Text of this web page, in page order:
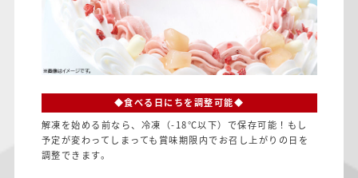
◆食べる日にちを調整可能◆
解凍を始める前なら、冷凍（-18℃以下）で保存可能！もし
予定が変わってしまっても賞味期限内でお召し上がりの日を
調整できます。